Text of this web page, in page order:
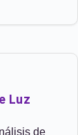
Luz
de